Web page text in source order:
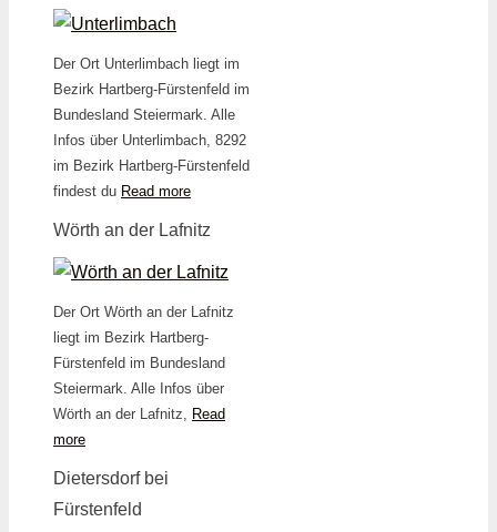
Der Ort Unterlimbach liegt im
Bezirk Hartberg-Fürstenfeld im
Bundesland Steiermark. Alle
Infos über Unterlimbach, 8292
im Bezirk Hartberg-Fürstenfeld
findest du Read more
Wörth an der Lafnitz
Der Ort Wörth an der Lafnitz
liegt im Bezirk Hartberg-
Fürstenfeld im Bundesland
Steiermark. Alle Infos über
Wörth an der Lafnitz, Read
more
Dietersdorf bei
Fürstenfeld